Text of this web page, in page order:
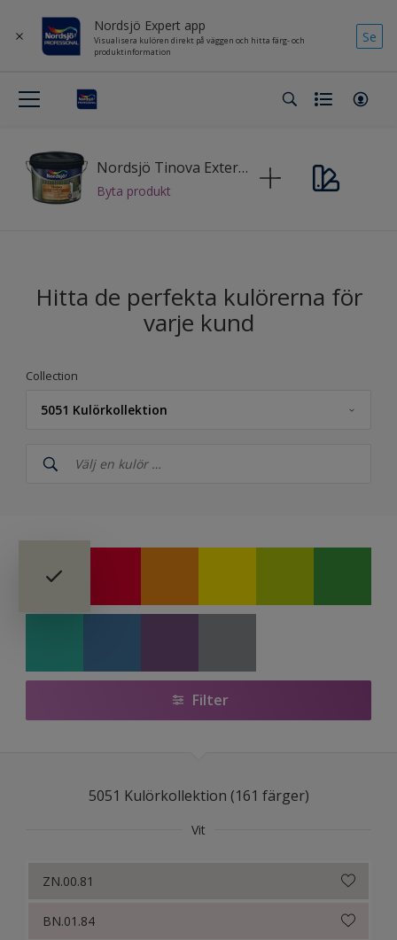
Nordsjö Expert app
Visualisera kulören direkt på väggen och hitta färg- och
produktinformation
Se
Nordsjö Tinova Exterior
Byta produkt
Hitta de perfekta kulörerna för
varje kund
Collection
5051 Kulörkollektion
Nordsjö
Colour Futures 2024 - Nordsjö Sweet Embrace™
Filter
5051 Kulörkollektion (161 färger)
Vit
ZN.00.81
BN.01.84